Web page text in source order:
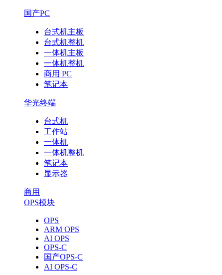
国产PC
台式机主板
台式机整机
一体机主板
一体机整机
商用 PC
笔记本
华光终端
台式机
工作站
一体机
一体机整机
笔记本
显示器
商用
OPS模块
OPS
ARM OPS
AI OPS
OPS-C
国产OPS-C
AI OPS-C